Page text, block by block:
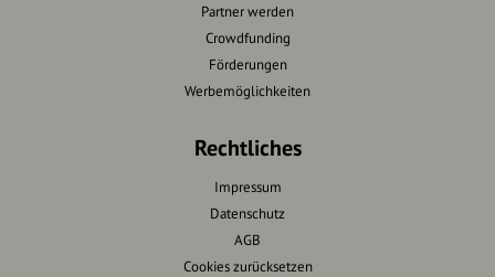
Partner werden
Crowdfunding
Förderungen
Werbemöglichkeiten
Rechtliches
Impressum
Datenschutz
AGB
Cookies zurücksetzen